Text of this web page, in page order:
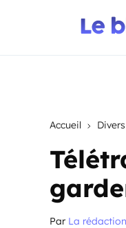
Accueil Divers
Par La rédaction